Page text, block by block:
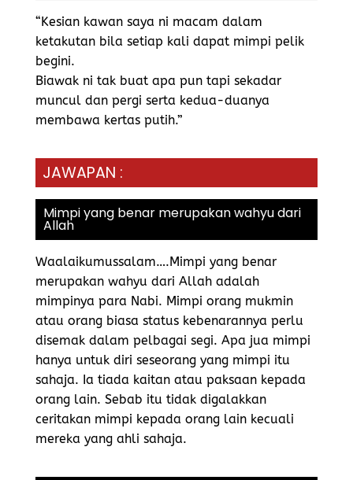
“Kesian kawan saya ni macam dalam
ketakutan bila setiap kali dapat mimpi pelik
begini.
Biawak ni tak buat apa pun tapi sekadar
muncul dan pergi serta kedua-duanya
membawa kertas putih.”
JAWAPAN :
Mimpi yang benar merupakan wahyu dari
Allah
Waalaikumussalam….Mimpi yang benar
merupakan wahyu dari Allah adalah
mimpinya para Nabi. Mimpi orang mukmin
atau orang biasa status kebenarannya perlu
disemak dalam pelbagai segi. Apa jua mimpi
hanya untuk diri seseorang yang mimpi itu
sahaja. Ia tiada kaitan atau paksaan kepada
orang lain. Sebab itu tidak digalakkan
ceritakan mimpi kepada orang lain kecuali
mereka yang ahli sahaja.